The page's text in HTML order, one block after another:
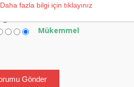
Mükemmel
Daha fazla bilgi için tıklayınız